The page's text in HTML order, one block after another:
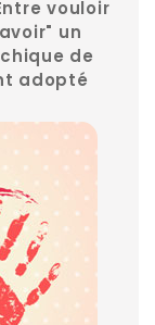
vouloir
un
de
adopté